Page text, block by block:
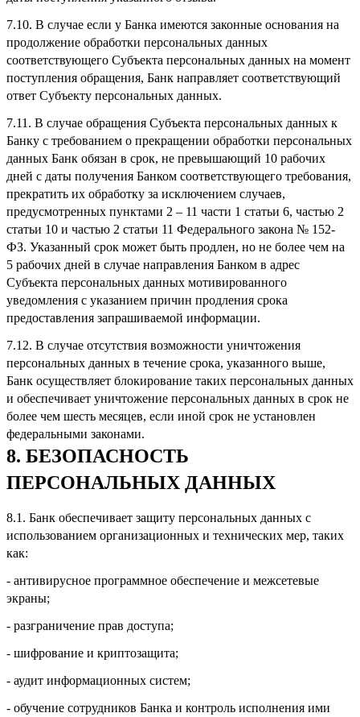
7.10. В случае если у Банка имеются законные основания на
продолжение обработки персональных данных
соответствующего Субъекта персональных данных на момент
поступления обращения, Банк направляет соответствующий
ответ Субъекту персональных данных.
7.11. В случае обращения Субъекта персональных данных к
Банку с требованием о прекращении обработки персональных
данных Банк обязан в срок, не превышающий 10 рабочих
дней с даты получения Банком соответствующего требования,
прекратить их обработку за исключением случаев,
предусмотренных пунктами 2 – 11 части 1 статьи 6, частью 2
статьи 10 и частью 2 статьи 11 Федерального закона № 152-
ФЗ. Указанный срок может быть продлен, но не более чем на
5 рабочих дней в случае направления Банком в адрес
Субъекта персональных данных мотивированного
уведомления с указанием причин продления срока
предоставления запрашиваемой информации.
7.12. В случае отсутствия возможности уничтожения
персональных данных в течение срока, указанного выше,
Банк осуществляет блокирование таких персональных данных
и обеспечивает уничтожение персональных данных в срок не
более чем шесть месяцев, если иной срок не установлен
федеральными законами.
8. БЕЗОПАСНОСТЬ
ПЕРСОНАЛЬНЫХ ДАННЫХ
8.1. Банк обеспечивает защиту персональных данных с
использованием организационных и технических мер, таких
как:
- антивирусное программное обеспечение и межсетевые
экраны;
- разграничение прав доступа;
- шифрование и криптозащита;
- аудит информационных систем;
- обучение сотрудников Банка и контроль исполнения ими